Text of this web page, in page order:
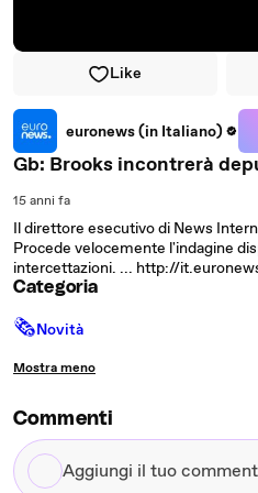
Like
euronews (in Italiano)
Gb: Brooks incontrerà
15 anni fa
Il direttore esecutivo di News
Procede velocemente l'indagine
intercettazioni. ... http://
Categoria
🗞Novità
Mostra meno
Commenti
Aggiungi